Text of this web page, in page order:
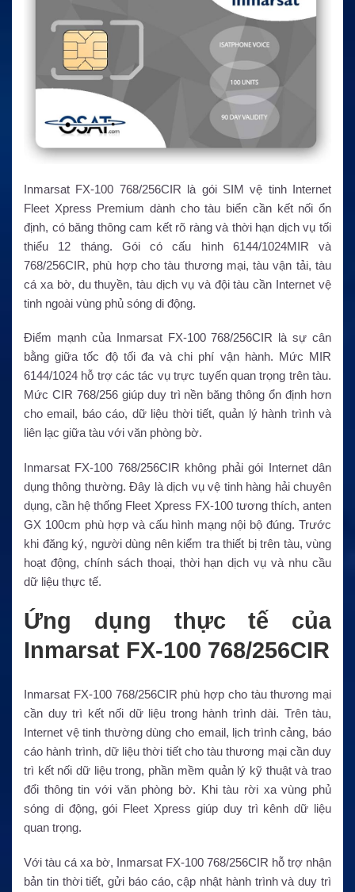
Inmarsat FX-100 768/256CIR là gói SIM vệ tinh Internet
Fleet Xpress Premium dành cho tàu biển cần kết nối ổn
định, có băng thông cam kết rõ ràng và thời hạn dịch vụ tối
thiểu 12 tháng. Gói có cấu hình 6144/1024MIR và
768/256CIR, phù hợp cho tàu thương mại, tàu vận tải, tàu
cá xa bờ, du thuyền, tàu dịch vụ và đội tàu cần Internet vệ
tinh ngoài vùng phủ sóng di động.
Điểm mạnh của Inmarsat FX-100 768/256CIR là sự cân
bằng giữa tốc độ tối đa và chi phí vận hành. Mức MIR
6144/1024 hỗ trợ các tác vụ trực tuyến quan trọng trên tàu.
Mức CIR 768/256 giúp duy trì nền băng thông ổn định hơn
cho email, báo cáo, dữ liệu thời tiết, quản lý hành trình và
liên lạc giữa tàu với văn phòng bờ.
Inmarsat FX-100 768/256CIR không phải gói Internet dân
dụng thông thường. Đây là dịch vụ vệ tinh hàng hải chuyên
dụng, cần hệ thống Fleet Xpress FX-100 tương thích, anten
GX 100cm phù hợp và cấu hình mạng nội bộ đúng. Trước
khi đăng ký, người dùng nên kiểm tra thiết bị trên tàu, vùng
hoạt động, chính sách thoại, thời hạn dịch vụ và nhu cầu
dữ liệu thực tế.
Ứng dụng thực tế của
Inmarsat FX-100 768/256CIR
Inmarsat FX-100 768/256CIR phù hợp cho tàu thương mại
cần duy trì kết nối dữ liệu trong hành trình dài. Trên tàu,
Internet vệ tinh thường dùng cho email, lịch trình cảng, báo
cáo hành trình, dữ liệu thời tiết cho tàu thương mại cần duy
trì kết nối dữ liệu trong, phần mềm quản lý kỹ thuật và trao
đổi thông tin với văn phòng bờ. Khi tàu rời xa vùng phủ
sóng di động, gói Fleet Xpress giúp duy trì kênh dữ liệu
quan trọng.
Với tàu cá xa bờ, Inmarsat FX-100 768/256CIR hỗ trợ nhận
bản tin thời tiết, gửi báo cáo, cập nhật hành trình và duy trì